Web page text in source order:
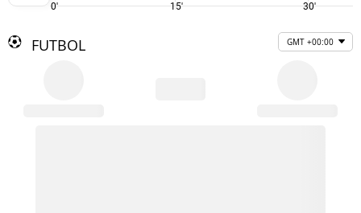
0' 15' 30'
FUTBOL GMT +00:00